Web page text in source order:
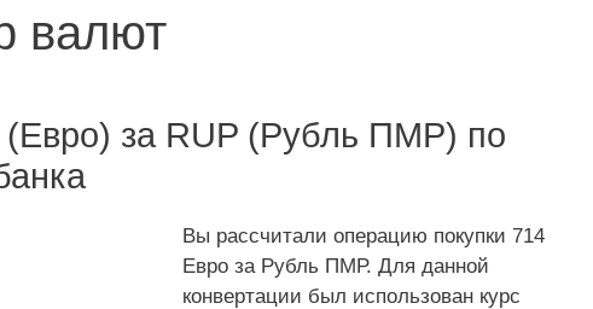
валют
(Евро) за RUP (Рубль ПМР) по
Вы рассчитали операцию покупки 714
Евро за Рубль ПМР. Для данной
конвертации был использован курс